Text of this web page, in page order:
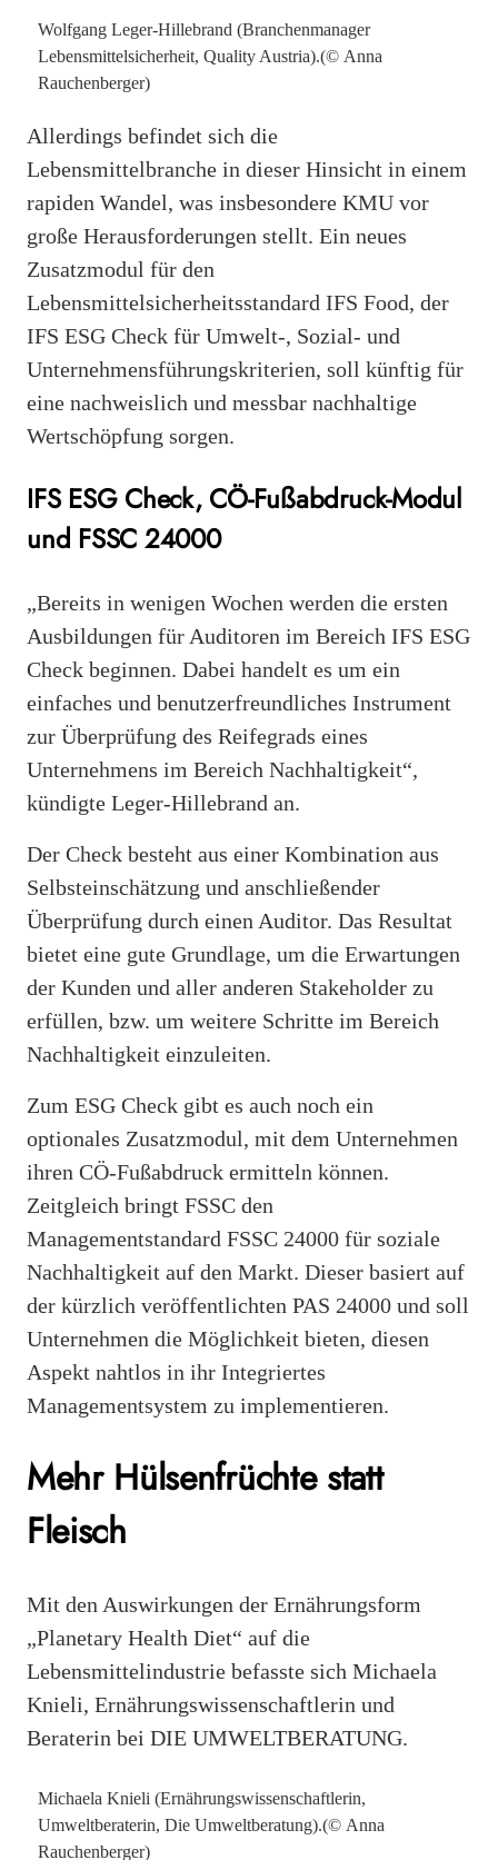
Wolfgang Leger-Hillebrand (Branchenmanager
Lebensmittelsicherheit, Quality Austria).(© Anna
Rauchenberger)
Allerdings befindet sich die
Lebensmittelbranche in dieser Hinsicht in einem
rapiden Wandel, was insbesondere KMU vor
große Herausforderungen stellt. Ein neues
Zusatzmodul für den
Lebensmittelsicherheitsstandard IFS Food, der
IFS ESG Check für Umwelt-, Sozial- und
Unternehmensführungskriterien, soll künftig für
eine nachweislich und messbar nachhaltige
Wertschöpfung sorgen.
IFS ESG Check, CÖ-Fußabdruck-Modul
und FSSC 24000
„Bereits in wenigen Wochen werden die ersten
Ausbildungen für Auditoren im Bereich IFS ESG
Check beginnen. Dabei handelt es um ein
einfaches und benutzerfreundliches Instrument
zur Überprüfung des Reifegrads eines
Unternehmens im Bereich Nachhaltigkeit“,
kündigte Leger-Hillebrand an.
Der Check besteht aus einer Kombination aus
Selbsteinschätzung und anschließender
Überprüfung durch einen Auditor. Das Resultat
bietet eine gute Grundlage, um die Erwartungen
der Kunden und aller anderen Stakeholder zu
erfüllen, bzw. um weitere Schritte im Bereich
Nachhaltigkeit einzuleiten.
Zum ESG Check gibt es auch noch ein
optionales Zusatzmodul, mit dem Unternehmen
ihren CÖ-Fußabdruck ermitteln können.
Zeitgleich bringt FSSC den
Managementstandard FSSC 24000 für soziale
Nachhaltigkeit auf den Markt. Dieser basiert auf
der kürzlich veröffentlichten PAS 24000 und soll
Unternehmen die Möglichkeit bieten, diesen
Aspekt nahtlos in ihr Integriertes
Managementsystem zu implementieren.
Mehr Hülsenfrüchte statt
Fleisch
Mit den Auswirkungen der Ernährungsform
„Planetary Health Diet“ auf die
Lebensmittelindustrie befasste sich Michaela
Knieli, Ernährungswissenschaftlerin und
Beraterin bei DIE UMWELTBERATUNG.
Michaela Knieli (Ernährungswissenschaftlerin,
Umweltberaterin, Die Umweltberatung).(© Anna
Rauchenberger)